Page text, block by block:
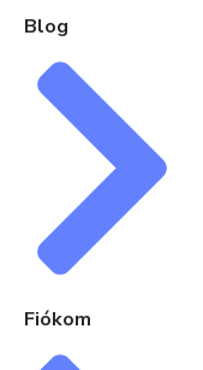
Blog
Fiókom